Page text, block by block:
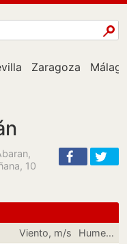
Zaragoza Málaga
10
Viento, m/s Humedad